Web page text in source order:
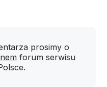
prosimy o
forum serwisu